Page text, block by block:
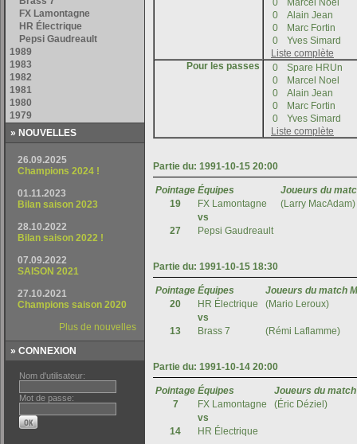
» NOUVELLES
» CONNEXION
Nom d'utilisateur:
Mot de passe:
Pour les passes